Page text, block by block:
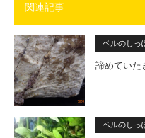
関連記事
ベルのしっ
諦めていた
ベルのしっ